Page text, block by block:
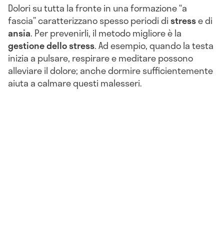
Dolori su tutta la fronte in una formazione “a
fascia” caratterizzano spesso periodi distresse di
ansia. Per prevenirli, il metodo migliore è la
gestione dello stress. Ad esempio, quando la testa
inizia a pulsare, respirare e meditare possono
alleviare il dolore; anche dormire sufficientemente
aiuta a calmare questi malesseri.